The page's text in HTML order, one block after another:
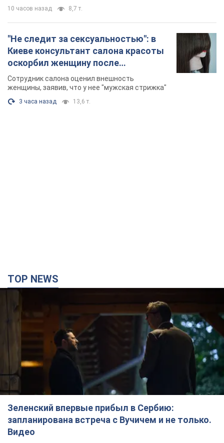
10 часов назад 8,7 т.
"Не следит за сексуальностью": в
Киеве консультант салона красоты
оскорбил женщину после
химиотерапии, разгорелся скандал.
Фото
Сотрудник салона оценил внешность
женщины, заявив, что у нее "мужская стрижка"
3 часа назад 13,6 т.
TOP NEWS
Зеленский впервые прибыл в Сербию:
запланирована встреча с Вучичем и не только.
Видео